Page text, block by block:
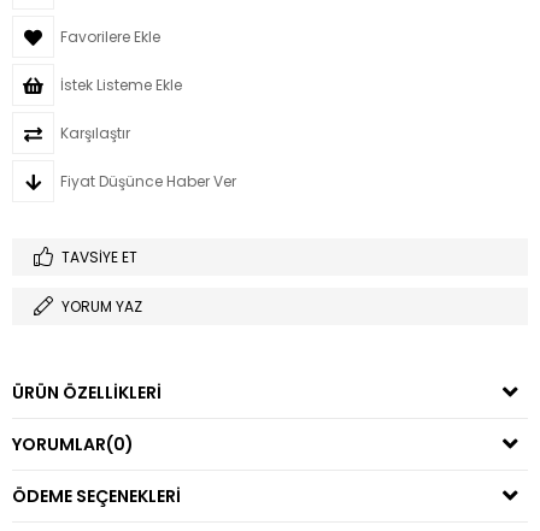
Favorilere Ekle
İstek Listeme Ekle
Karşılaştır
Fiyat Düşünce Haber Ver
TAVSIYE ET
YORUM YAZ
ÜRÜN ÖZELLIKLERI
YORUMLAR(0)
ÖDEME SEÇENEKLERI